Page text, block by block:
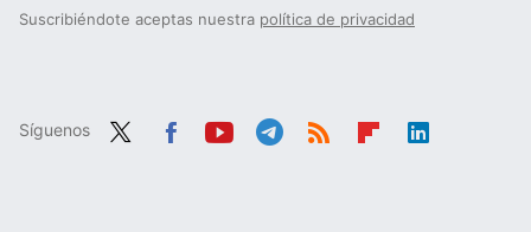
Suscribiéndote aceptas nuestra política de privacidad
Síguenos